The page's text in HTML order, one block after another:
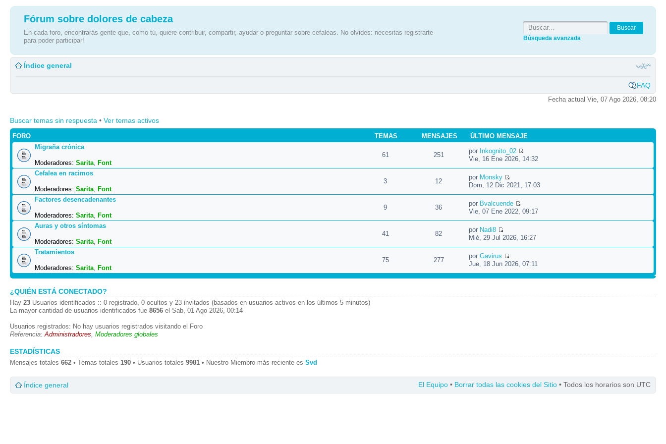
Fórum sobre dolores de cabeza
En cada foro, encontrarás gente que, como tú, quiere contribuir, compartir, ayudar o preguntar sobre cefaleas. No olvides: necesitas registrarte
para poder participar!
Búsqueda avanzada
Índice general
FAQ
Fecha actual Vie, 07 Ago 2026, 08:20
Buscar temas sin respuesta • Ver temas activos
FORO TEMAS MENSAJES
ÚLTIMO MENSAJE
Migraña crónica
Moderadores: Sarita, Font
61 251
por Inkognito_02
Vie, 16 Ene 2026, 14:32
Cefalea en racimos
Moderadores: Sarita, Font
3 12
por Monsky
Dom, 12 Dic 2021, 17:03
Factores desencadenantes
Moderadores: Sarita, Font
9 36
por Bvalcuende
Vie, 07 Ene 2022, 09:17
Auras y otros síntomas
Moderadores: Sarita, Font
41 82
por Nadi8
Mié, 29 Jul 2026, 16:27
Tratamientos
Moderadores: Sarita, Font
75 277
porGavirus
Jue, 18 Jun 2026, 07:11
¿QUIÉN ESTÁ CONECTADO?
Hay 23 Usuarios identificados :: 0 registrado, 0 ocultos y 23 invitados (basados en usuarios activos en los últimos 5 minutos)
La mayor cantidad de usuarios identificados fue 8656 el Sab, 01 Ago 2026, 00:14
Usuarios registrados: No hay usuarios registrados visitando el Foro
Referencia:Administradores, Moderadores globales
ESTADÍSTICAS
Mensajes totales 662 • Temas totales 190 • Usuarios totales 9981 • Nuestro Miembro más reciente es Svd
Índice general El Equipo • Borrar todas las cookies del Sitio • Todos los horarios son UTC